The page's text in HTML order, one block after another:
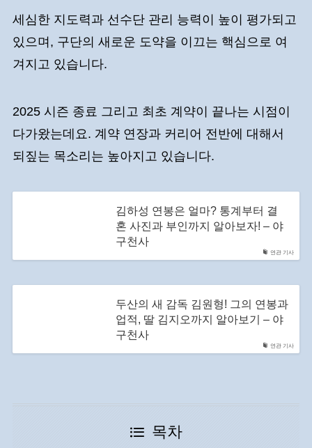
세심한 지도력과 선수단 관리 능력이 높이 평가되고
있으며, 구단의 새로운 도약을 이끄는 핵심으로 여
겨지고 있습니다.
2025 시즌 종료 그리고 최초 계약이 끝나는 시점이
다가왔는데요. 계약 연장과 커리어 전반에 대해서
되짚는 목소리는 높아지고 있습니다.
연관 기사
김하성 연봉은 얼마? 통계부터 결
혼 사진과 부인까지 알아보자! – 야
구천사
연관 기사
두산의 새 감독 김원형! 그의 연봉과
업적, 딸 김지오까지 알아보기 – 야
구천사
목차